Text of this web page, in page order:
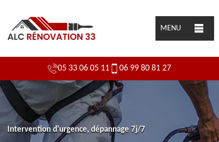
MENU
05 33 06 05 11 06 99 80 81 27
Intervention d'urgence, dépannage 7j/7